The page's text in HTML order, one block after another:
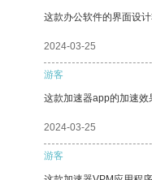
这款办公软件的界面设
2024-03-25
游客
这款加速器app的加速效
2024-03-25
游客